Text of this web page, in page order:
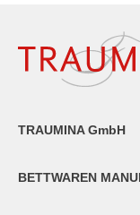
TRAUMINA GmbH
BETTWAREN